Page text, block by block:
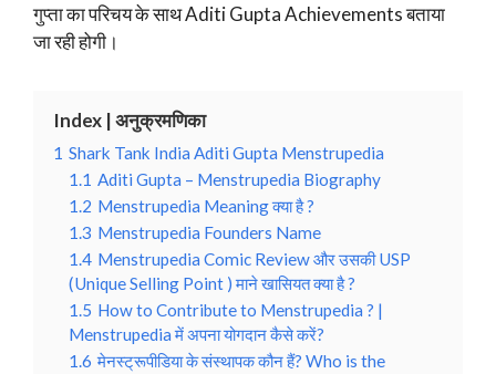
गुप्ता का परिचय के साथ Aditi Gupta Achievements बताया
जा रही होगी।
Index | अनुक्रमणिका
1 Shark Tank India Aditi Gupta Menstrupedia
1.1 Aditi Gupta – Menstrupedia Biography
1.2 Menstrupedia Meaning क्या है ?
1.3 Menstrupedia Founders Name
1.4 Menstrupedia Comic Review और उसकी USP
(Unique Selling Point ) माने खासियत क्या है ?
1.5 How to Contribute to Menstrupedia ? |
Menstrupedia में अपना योगदान कैसे करें?
1.6 मेनस्ट्रूपीडिया के संस्थापक कौन हैं? Who is the